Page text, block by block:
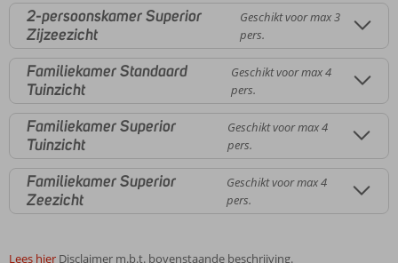
2-persoonskamer Superior
Zijzeezicht
Geschikt voor max 3
pers.
Familiekamer Standaard
Tuinzicht
Geschikt voor max 4
pers.
Familiekamer Superior
Tuinzicht
Geschikt voor max 4
pers.
Familiekamer Superior
Zeezicht
Geschikt voor max 4
pers.
Lees hier Disclaimer m.b.t. bovenstaande beschrijving.